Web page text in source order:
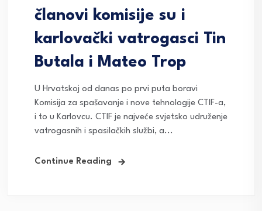
članovi komisije su i
karlovački vatrogasci Tin
Butala i Mateo Trop
U Hrvatskoj od danas po prvi puta boravi
Komisija za spašavanje i nove tehnologije CTIF-a,
i to u Karlovcu. CTIF je najveće svjetsko udruženje
vatrogasnih i spasilačkih službi, a...
Continue Reading